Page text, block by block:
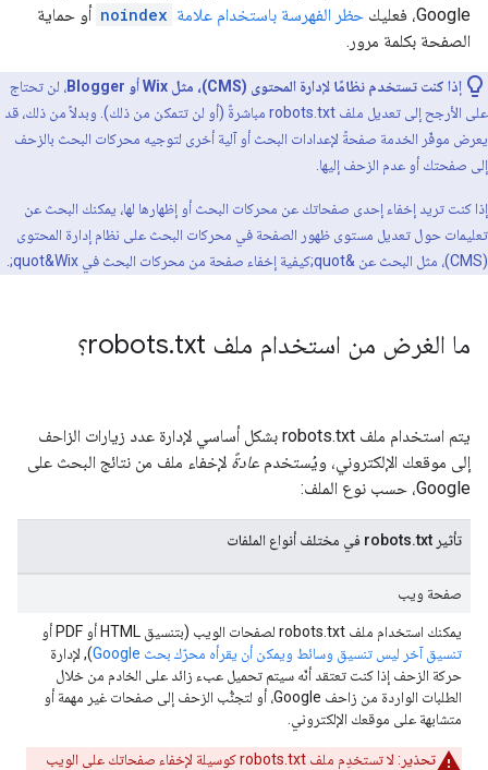
Google، فعليك
حظر الفهرسة باستخدام علامة noindex أو حماية
الصفحة بكلمة مرور.
إذا كنت تستخدم نظامًا لإدارة المحتوى (CMS)، مثل Wix أو Blogger
، لن تحتاج
على الأرجح إلى تعديل ملف robots.txt مباشرةً (أو لن تتمكن من ذلك). وبدلاً من ذلك، قد
يعرض موفّر الخدمة صفحةً لإعدادات البحث أو آلية أخرى لتوجيه محركات البحث بالزحف
إلى صفحتك أو عدم الزحف إليها.
إذا كنت تريد إخفاء إحدى صفحاتك عن محركات البحث أو إظهارها لها، يمكنك البحث عن
تعليمات حول تعديل مستوى ظهور الصفحة في محركات البحث على نظام إدارة المحتوى
(CMS)، مثل البحث عن &quot;كيفية إخفاء صفحة من محركات البحث في Wix‏&quot;.
ما الغرض من استخدام ملف robots .txt؟
يتم استخدام ملف robots.txt بشكل أساسي لإدارة عدد زيارات الزاحف
إلى موقعك الإلكتروني، ويُستخدم عادةً لإخفاء ملف من نتائج البحث على
Google، حسب نوع الملف:
تأثير robots.txt في مختلف أنواع الملفات
صفحة ويب
يمكنك استخدام ملف robots.txt لصفحات الويب (بتنسيق HTML أو PDF أو
تنسيق آخر ليس تنسيق وسائط ويمكن أن يقرأه محرّك بحث Google
), لإدارة
حركة الزحف إذا كنت تعتقد أنّه سيتم تحميل عبء زائد على الخادم من خلال
الطلبات الواردة من زاحف Google، أو لتجنُّب الزحف إلى صفحات غير مهمة أو
متشابهة على موقعك الإلكتروني.
تحذير
: لا تستخدِم ملف robots.txt كوسيلة لإخفاء صفحاتك على الويب